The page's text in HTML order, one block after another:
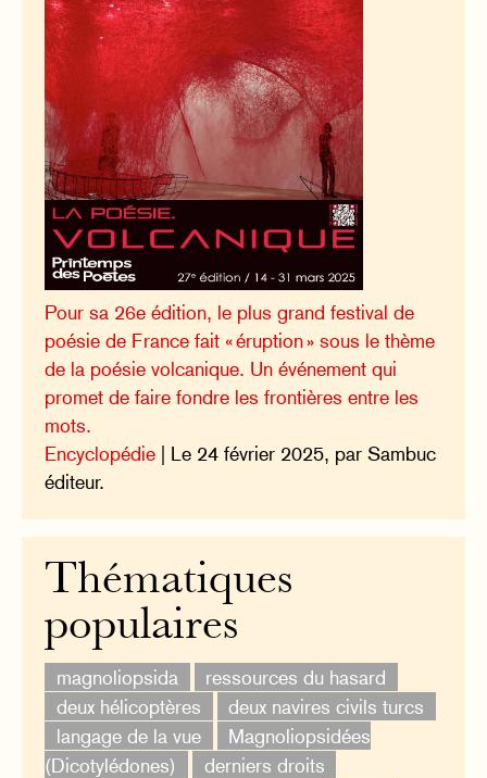
Pour sa 26e édition, le plus grand festival de
poésie de France fait « éruption » sous le thème
de la poésie volcanique. Un événement qui
promet de faire fondre les frontières entre les
mots.
Encyclopédie | Le 24 février 2025, par Sambuc
éditeur.
Thématiques
populaires
magnoliopsida
ressources du hasard
deux hélicoptères
deux navires civils turcs
langage de la vue
Magnoliopsidées
(Dicotylédones)
derniers droits